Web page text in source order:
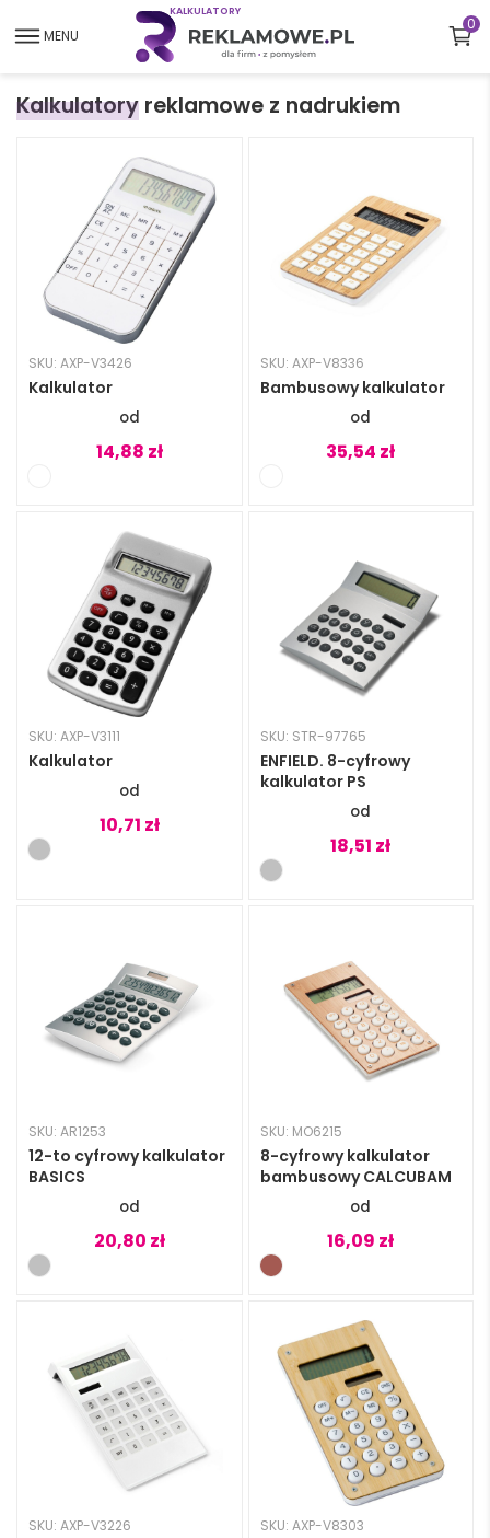
MENU
KALKULATORY
0
Kalkulatory reklamowe z nadrukiem
SKU: AXP-V3426
Kalkulator
14,88 zł
SKU: AXP-V8336
Bambusowy kalkulator
35,54 zł
SKU: AXP-V3111
Kalkulator
10,71 zł
SKU: STR-97765
ENFIELD. 8-cyfrowy
kalkulator PS
18,51 zł
SKU: AR1253
12-to cyfrowy kalkulator
BASICS
20,80 zł
SKU: MO6215
8-cyfrowy kalkulator
bambusowy CALCUBAM
16,09 zł
SKU: AXP-V3226 SKU: AXP-V8303